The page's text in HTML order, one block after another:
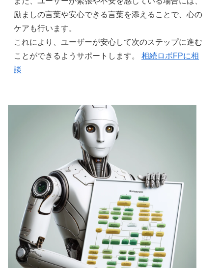
励ましの言葉や安心できる言葉を添えることで、心の
ケアも行います。
これにより、ユーザーが安心して次のステップに進む
ことができるようサポートします。 相続ロボFPに相
談